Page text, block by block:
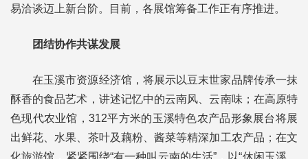
易洽谈迈上新台阶。目前，各展馆筹备工作正有序推进。
团结协作共谋发展
在玉溪市资源经济馆，将展示以豆末世家品牌传承一抹
酥香的食品艺术，讲述记忆中的云南风、云南味；在高原特
色现代农业馆，312平方米的玉溪特色农产品形象展台将展
出鲜花、水果、茶叶及藕粉、酱菜等精深加工农产品；在文
化旅游馆，紧紧围绕“有一种叫云南的生活”，以“休闲玉溪、